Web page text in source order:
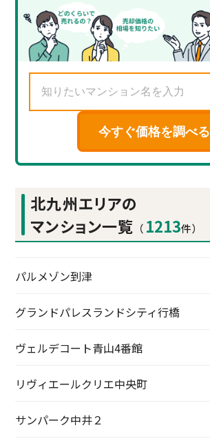
今すぐ価格を調べる
北九州エリアの
マンション一覧 （ 1213件）
パルメゾン到津
グランドパレスランドシティ行橋
ヴェルデコート青山4番館
リヴィエールクリエ中央町
サンパーク中井２